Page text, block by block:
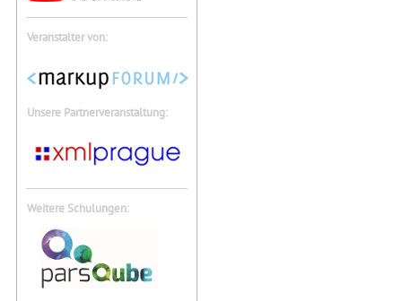
Veranstalter von:
Unsere Partnerveranstaltung:
Weitere Schulungen: